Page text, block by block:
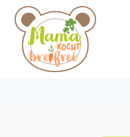
Zum
Inhalt
springen